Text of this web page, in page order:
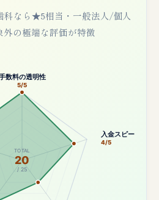
科なら★5相当・一般法人/個人
外の極端な評価が特徴
TOTAL
20
/ 25
数料の透明性
5/5
入金スピード
4/5